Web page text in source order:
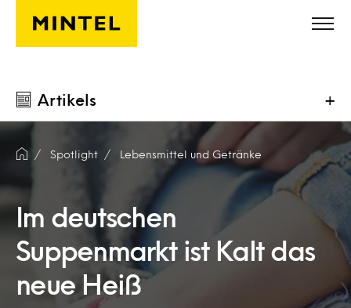
Skip to main content
Artikels +
Spotlight Lebensmittel und Getränke
Im deutschen
Suppenmarkt ist Kalt das
neue Heiß